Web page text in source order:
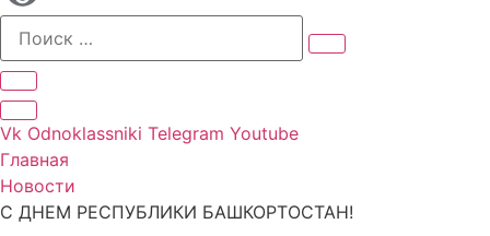
Vk Odnoklassniki Telegram Youtube
Главная
Новости
С ДНЕМ РЕСПУБЛИКИ БАШКОРТОСТАН!